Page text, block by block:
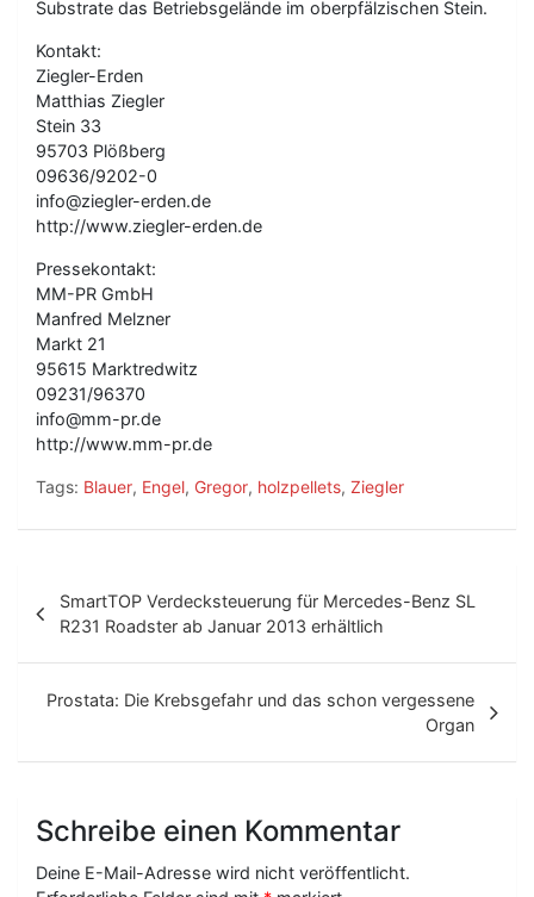
Substrate das Betriebsgelände im oberpfälzischen Stein.
Kontakt:
Ziegler-Erden
Matthias Ziegler
Stein 33
95703 Plößberg
09636/9202-0
info@ziegler-erden.de
http://www.ziegler-erden.de
Pressekontakt:
MM-PR GmbH
Manfred Melzner
Markt 21
95615 Marktredwitz
09231/96370
info@mm-pr.de
http://www.mm-pr.de
Tags: Blauer, Engel, Gregor, holzpellets, Ziegler
e
i
g
SmartTOP Verdecksteuerung für Mercedes-Benz SL
R231 Roadster ab Januar 2013 erhältlich
Prostata: Die Krebsgefahr und das schon vergessene
Organ
Schreibe einen Kommentar
Deine E-Mail-Adresse wird nicht veröffentlicht.